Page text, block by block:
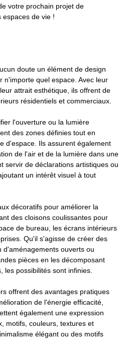
votre prochain projet de
espaces de vie !
doute un élément de design
n'importe quel espace. Avec leur
attrait esthétique, ils offrent de
résidentiels et commerciaux.
l'ouverture ou la lumière
des zones définies tout en
d'espace. Ils assurent également
de l'air et de la lumière dans une
servir de déclarations artistiques ou
un intérêt visuel à tout
décoratifs pour améliorer la
des cloisons coulissantes pour
de bureau, les écrans intérieurs
Qu'il s'agisse de créer des
d'aménagements ouverts ou
pièces en les décomposant
les possibilités sont infinies.
offrent des avantages pratiques
de l'énergie efficacité,
également une expression
motifs, couleurs, textures et
élégant ou des motifs